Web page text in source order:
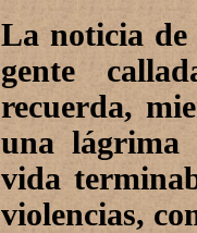
La noticia de
gente
recuerda,
una lágrima
vida
violencias,